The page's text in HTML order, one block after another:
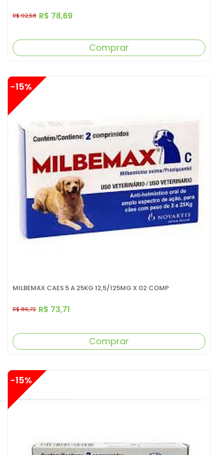
R$ 78,69
R$ 92,58
Comprar
MILBEMAX CAES 5 A 25KG 12,5/125MG X 02 COMP
R$ 73,71
R$ 86,72
-15%
Comprar
-15%